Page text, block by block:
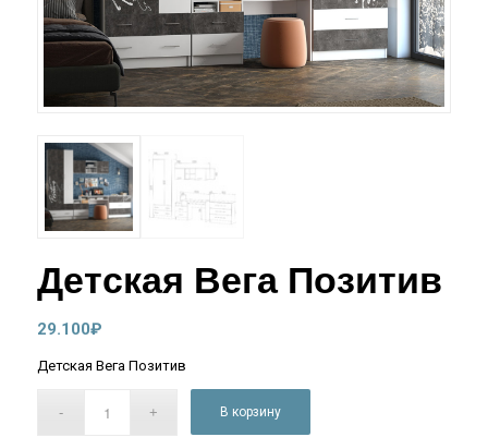
Детская Вега Позитив
29.100₽
Детская Вега Позитив
В корзину